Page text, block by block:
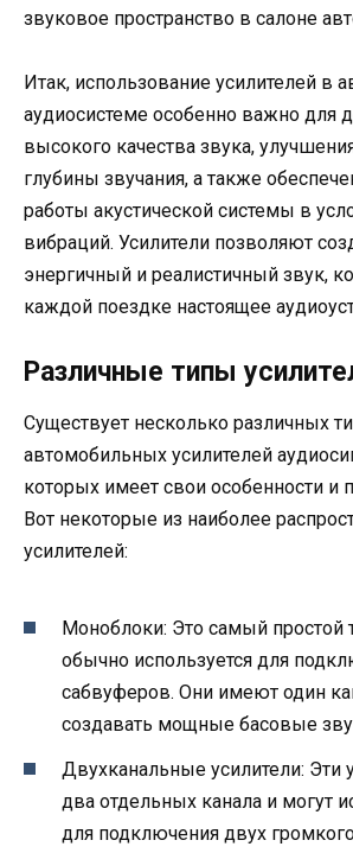
звуковое пространство в салоне
Итак, использование усилителей в
аудиосистеме особенно важно для
высокого качества звука,
глубины звучания, а также
работы акустической системы в
вибраций. Усилители позволяют
энергичный и реалистичный звук,
каждой поездке настоящее
Различные типы
Существует несколько различных
автомобильных усилителей
которых имеет свои особенности и
Вот некоторые из наиболее
усилителей:
Моноблоки: Это самый простой
обычно используется для
сабвуферов. Они имеют один
создавать мощные басовые
Двухканальные усилители: Эти
два отдельных канала и могут
для подключения двух